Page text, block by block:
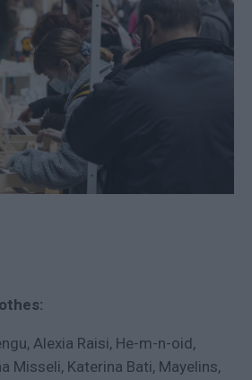
Alexia Raisi, He-m-n-oid,
Misseli, Katerina Bati, Mayelins,